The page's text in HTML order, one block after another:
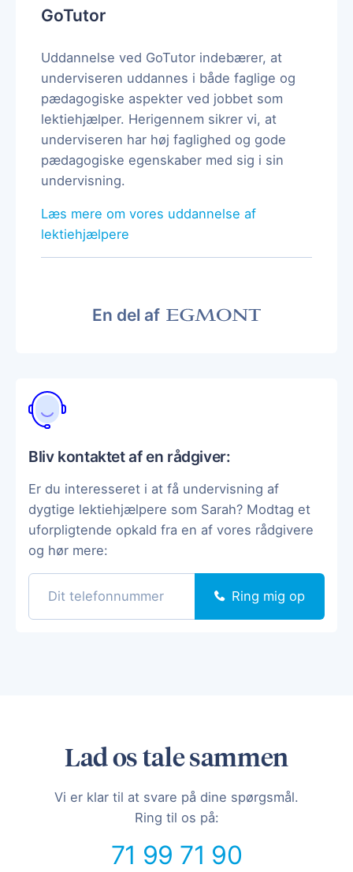
GoTutor
Uddannelse ved GoTutor indebærer, at
underviseren uddannes i både faglige og
pædagogiske aspekter ved jobbet som
lektiehjælper. Herigennem sikrer vi, at
underviseren har høj faglighed og gode
pædagogiske egenskaber med sig i sin
undervisning.
Læs mere om vores uddannelse af
lektiehjælpere
En del af
Bliv kontaktet af en rådgiver:
Er du interesseret i at få undervisning af
dygtige lektiehjælpere som Sarah? Modtag et
uforpligtende opkald fra en af vores rådgivere
og hør mere:
Ring mig op
Lad os tale sammen
Vi er klar til at svare på dine spørgsmål.
Ring til os på:
71 99 71 90